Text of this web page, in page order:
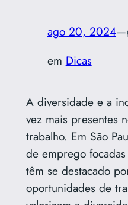
ago 20, 2024—
em Dicas
A diversidade e a
vez mais presentes
trabalho. Em São
de emprego
têm se destacado
oportunidades de